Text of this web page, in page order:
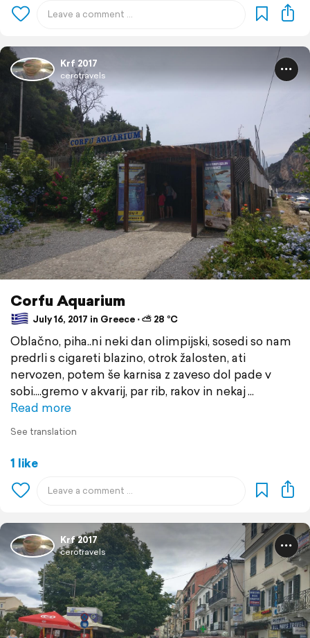
Krf 2017
cerotravels
Corfu Aquarium
July 16, 2017 in Greece ⋅ ⛅ 28 °C
Oblačno, piha..ni neki dan olimpijski, sosedi so nam
predrli s cigareti blazino, otrok žalosten, ati
nervozen, potem še karnisa z zaveso dol pade v
sobi....gremo v akvarij, par rib, rakov in nekaj
Read more
See translation
1 like
Krf 2017
cerotravels